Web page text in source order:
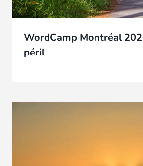
WordCamp Montréal
péril